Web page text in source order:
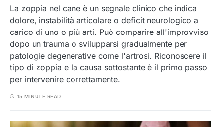
La zoppia nel cane è un segnale clinico che indica
dolore, instabilità articolare o deficit neurologico a
carico di uno o più arti. Può comparire all'improvviso
dopo un trauma o svilupparsi gradualmente per
patologie degenerative come l'artrosi. Riconoscere il
tipo di zoppia e la causa sottostante è il primo passo
per intervenire correttamente.
15 MINUTE READ